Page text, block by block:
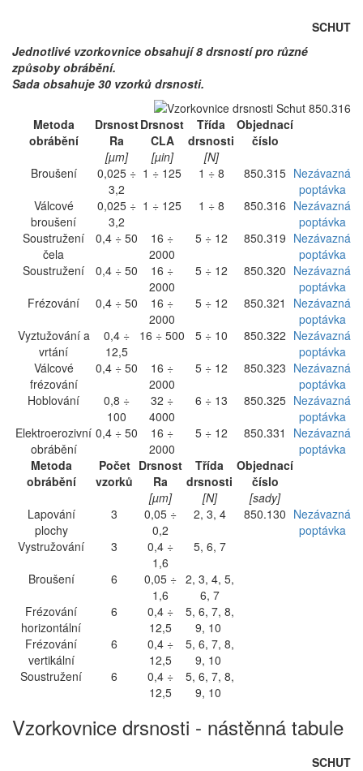
SCHUT
Jednotlivé vzorkovnice obsahují 8 drsností pro různé
způsoby obrábění.
Sada obsahuje 30 vzorků drsnosti.
Metoda
obrábění
Drsnost
Ra
Drsnost
CLA
Třída
drsnosti
Objednací
číslo
[µm]
[µin]
[N]
Broušení
0,025 ÷
3,2
1 ÷ 125 1 ÷ 8 850.315 Nezávazná
poptávka
Válcové
broušení
0,025 ÷
3,2
1 ÷ 125 1 ÷ 8 850.316 Nezávazná
poptávka
Soustružení
čela
0,4 ÷ 50
16 ÷
2000
5 ÷ 12 850.319 Nezávazná
poptávka
Soustružení
0,4 ÷ 50
16 ÷
2000
5 ÷ 12 850.320 Nezávazná
poptávka
Frézování
0,4 ÷ 50
16 ÷
2000
5 ÷ 12 850.321
Nezávazná
poptávka
Vyztužování a
vrtání
0,4 ÷
12,5
16 ÷ 500 5 ÷ 10 850.322 Nezávazná
poptávka
Válcové
frézování
0,4 ÷ 50
16 ÷
2000
5 ÷ 12 850.323 Nezávazná
poptávka
Hoblování
0,8 ÷
100
32 ÷
4000
6 ÷ 13 850.325 Nezávazná
poptávka
Elektroerozivní
obrábění
0,4 ÷ 50
16 ÷
2000
5 ÷ 12 850.331
Nezávazná
poptávka
Metoda
obrábění
Počet
vzorků
Drsnost
Ra
Třída
drsnosti
Objednací
číslo
[µm]
[N]
[sady]
Lapování
plochy
3
0,05 ÷
0,2
2, 3, 4 850.130 Nezávazná
poptávka
Vystružování
3
0,4 ÷
1,6
5, 6, 7
Broušení
6
0,05 ÷
1,6
2, 3, 4, 5,
6, 7
Frézování
horizontální
6
0,4 ÷
12,5
5, 6, 7, 8,
9, 10
Frézování
vertikální
6
0,4 ÷
12,5
5, 6, 7, 8,
9, 10
Soustružení
6
0,4 ÷
12,5
5, 6, 7, 8,
9, 10
Vzorkovnice drsnosti - nástěnná tabule
SCHUT